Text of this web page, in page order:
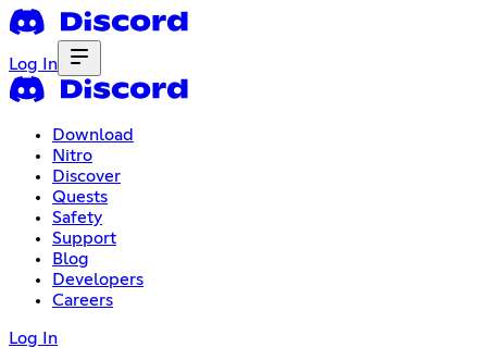
Log In
Download
Nitro
Discover
Quests
Safety
Support
Blog
Developers
Careers
Log In